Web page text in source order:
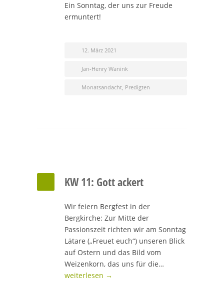
Ein Sonntag, der uns zur Freude
ermuntert!
12. März 2021
Jan-Henry Wanink
Monatsandacht, Predigten
KW 11: Gott ackert
Wir feiern Bergfest in der
Bergkirche: Zur Mitte der
Passionszeit richten wir am Sonntag
Lätare („Freuet euch“) unseren Blick
auf Ostern und das Bild vom
Weizenkorn, das uns für die…
weiterlesen →